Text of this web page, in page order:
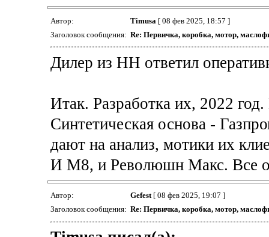
Автор: Timusa [ 08 фев 2025, 18:57 ]
Заголовок сообщения: Re: Первичка, коробка, мотор,
Дилер из НН ответил
Итак. Разработка их, 2022
Синтетическая основа -
дают на анализ, мотики их
И М8, и Революшн Макс. Все
Автор: Gefest[ 08 фев 2025, 19:07 ]
Заголовок сообщения: Re: Первичка, коробка, мотор,